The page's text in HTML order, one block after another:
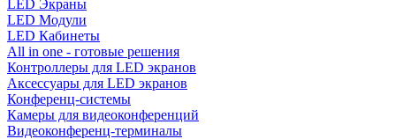
LED Экраны
LED Модули
LED Кабинеты
All in one - готовые решения
Контроллеры для LED экранов
Аксессуары для LED экранов
Конференц-системы
Камеры для видеоконференций
Видеоконференц-терминалы